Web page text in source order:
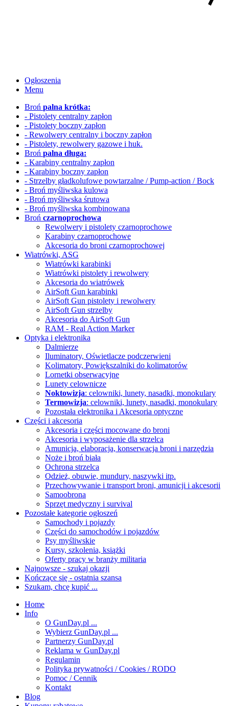
Ogłoszenia
Menu
Broń palna krótka:
- Pistolety centralny zapłon
- Pistolety boczny zapłon
- Rewolwery centralny i boczny zapłon
- Pistolety, rewolwery gazowe i huk.
Broń palna długa:
- Karabiny centralny zapłon
- Karabiny boczny zapłon
- Strzelby gładkolufowe powtarzalne / Pump-action / Bock
- Broń myśliwska kulowa
- Broń myśliwska śrutowa
- Broń myśliwska kombinowana
Broń czarnoprochowa
Rewolwery i pistolety czarnoprochowe
Karabiny czarnoprochowe
Akcesoria do broni czarnoprochowej
Wiatrówki, ASG
Wiatrówki karabinki
Wiatrówki pistolety i rewolwery
Akcesoria do wiatrówek
AirSoft Gun karabinki
AirSoft Gun pistolety i rewolwery
AirSoft Gun strzelby
Akcesoria do AirSoft Gun
RAM - Real Action Marker
Optyka i elektronika
Dalmierze
Iluminatory, Oświetlacze podczerwieni
Kolimatory, Powiększalniki do kolimatorów
Lornetki obserwacyjne
Lunety celownicze
Noktowizja: celowniki, lunety, nasadki, monokulary
Termowizja: celowniki, lunety, nasadki, monokulary
Pozostała elektronika i Akcesoria optyczne
Części i akcesoria
Akcesoria i części mocowane do broni
Akcesoria i wyposażenie dla strzelca
Amunicja, elaboracja, konserwacja broni i narzędzia
Noże i broń biała
Ochrona strzelca
Odzież, obuwie, mundury, naszywki itp.
Przechowywanie i transport broni, amunicji i akcesorii
Samoobrona
Sprzęt medyczny i survival
Pozostałe kategorie ogłoszeń
Samochody i pojazdy
Części do samochodów i pojazdów
Psy myśliwskie
Kursy, szkolenia, książki
Oferty pracy w branży militaria
Najnowsze - szukaj okazji
Kończące się - ostatnia szansa
Szukam, chcę kupić ...
Home
Info
O GunDay.pl ...
Wybierz GunDay.pl ...
Partnerzy GunDay.pl
Reklama w GunDay.pl
Regulamin
Polityka prywatności / Cookies / RODO
Pomoc / Cennik
Kontakt
Blog